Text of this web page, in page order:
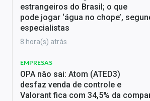
estrangeiros do Brasil; o que
pode jogar ‘água no chope’,
especialistas
8 hora(s) atrás
EMPRESAS
OPA não sai: Atom (ATED3)
desfaz venda de controle e
Valorant fica com 34,5% da